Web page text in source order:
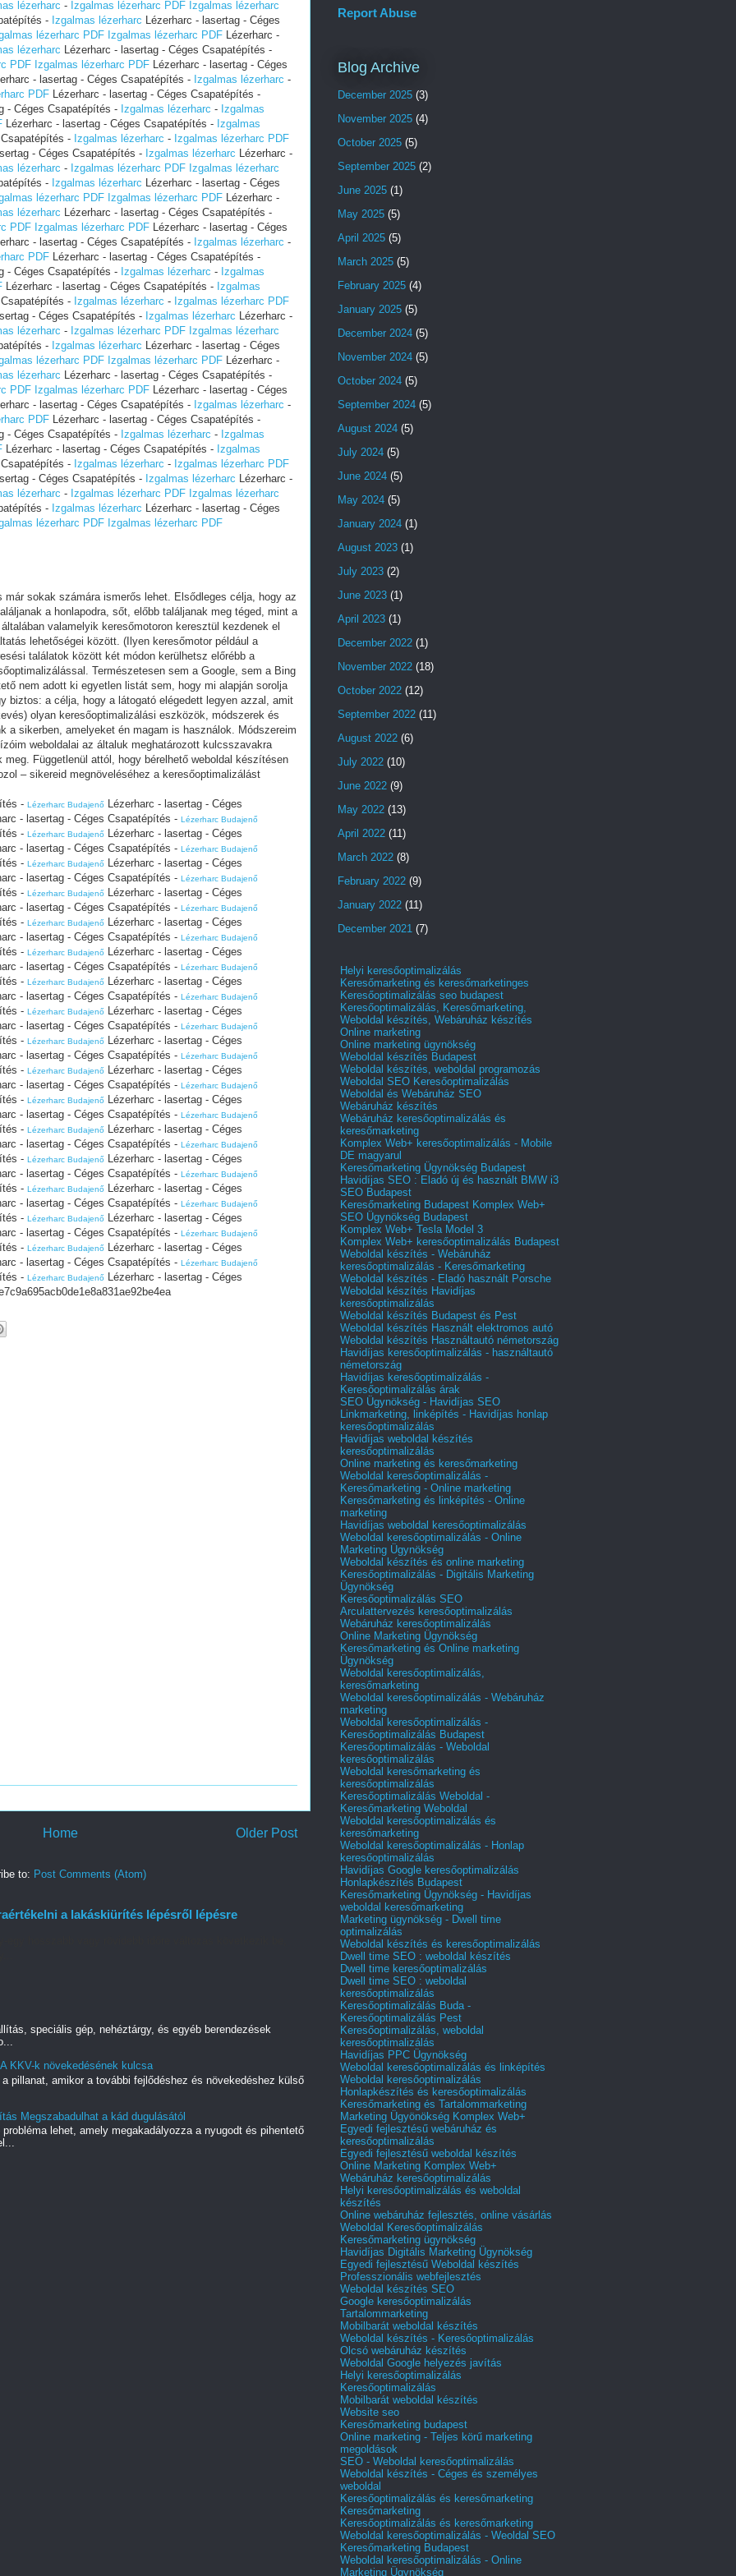
lézerharc - Izgalmas lézerharc PDF Izgalmas lézerharc
- Izgalmas lézerharc Lézerharc - lasertag - Céges
lézerharc PDF Izgalmas lézerharc PDF Lézerharc -
lézerharc Lézerharc - lasertag - Céges Csapatépítés -
PDF Izgalmas lézerharc PDF Lézerharc - lasertag - Céges
- lasertag - Céges Csapatépítés - Izgalmas lézerharc -
PDF Lézerharc - lasertag - Céges Csapatépítés -
- Céges Csapatépítés - Izgalmas lézerharc - Izgalmas
Lézerharc - lasertag - Céges Csapatépítés - Izgalmas
- Izgalmas lézerharc - Izgalmas lézerharc PDF
- Céges Csapatépítés - Izgalmas lézerharc Lézerharc -
lézerharc - Izgalmas lézerharc PDF Izgalmas lézerharc
- Izgalmas lézerharc Lézerharc - lasertag - Céges
lézerharc PDF Izgalmas lézerharc PDF Lézerharc -
lézerharc Lézerharc - lasertag - Céges Csapatépítés -
PDF Izgalmas lézerharc PDF Lézerharc - lasertag - Céges
- lasertag - Céges Csapatépítés - Izgalmas lézerharc -
PDF Lézerharc - lasertag - Céges Csapatépítés -
- Céges Csapatépítés - Izgalmas lézerharc - Izgalmas
Lézerharc - lasertag - Céges Csapatépítés - Izgalmas
- Izgalmas lézerharc - Izgalmas lézerharc PDF
- Céges Csapatépítés - Izgalmas lézerharc Lézerharc -
lézerharc - Izgalmas lézerharc PDF Izgalmas lézerharc
- Izgalmas lézerharc Lézerharc - lasertag - Céges
lézerharc PDF Izgalmas lézerharc PDF Lézerharc -
lézerharc Lézerharc - lasertag - Céges Csapatépítés -
PDF Izgalmas lézerharc PDF Lézerharc - lasertag - Céges
- lasertag - Céges Csapatépítés - Izgalmas lézerharc -
PDF Lézerharc - lasertag - Céges Csapatépítés -
- Céges Csapatépítés - Izgalmas lézerharc - Izgalmas
Lézerharc - lasertag - Céges Csapatépítés - Izgalmas
- Izgalmas lézerharc - Izgalmas lézerharc PDF
- Céges Csapatépítés - Izgalmas lézerharc Lézerharc -
lézerharc - Izgalmas lézerharc PDF Izgalmas lézerharc
- Izgalmas lézerharc Lézerharc - lasertag - Céges
lézerharc PDF Izgalmas lézerharc PDF
sokak számára ismerős lehet. Elsődleges célja, hogy az
a honlapodra, sőt, előbb találjanak meg téged, mint a
valamelyik keresőmotoron keresztül kezdenek el
lehetőségei között. (Ilyen keresőmotor például a
találatok között két módon kerülhetsz előrébb a
Természetesen sem a Google, sem a Bing
nem adott ki egyetlen listát sem, hogy mi alapján sorolja
biztos: a célja, hogy a látogató elégedett legyen azzal, amit
olyan keresőoptimalizálási eszközök, módszerek és
a sikerben, amelyeket én magam is használok. Módszereim
weboldalai az általuk meghatározott kulcsszavakra
Függetlenül attól, hogy bérelhető weboldal készítésen
– sikereid megnöveléséhez a keresőoptimalizálást
- Lézerharc Budajenő
Lézerharc - lasertag - Céges
- lasertag - Céges Csapatépítés - Lézerharc Budajenő
- Lézerharc Budajenő
Lézerharc - lasertag - Céges
- lasertag - Céges Csapatépítés - Lézerharc Budajenő
- Lézerharc Budajenő
Lézerharc - lasertag - Céges
- lasertag - Céges Csapatépítés - Lézerharc Budajenő
- Lézerharc Budajenő
Lézerharc - lasertag - Céges
- lasertag - Céges Csapatépítés - Lézerharc Budajenő
- Lézerharc Budajenő
Lézerharc - lasertag - Céges
- lasertag - Céges Csapatépítés - Lézerharc Budajenő
- Lézerharc Budajenő
Lézerharc - lasertag - Céges
- lasertag - Céges Csapatépítés - Lézerharc Budajenő
- Lézerharc Budajenő
Lézerharc - lasertag - Céges
- lasertag - Céges Csapatépítés - Lézerharc Budajenő
- Lézerharc Budajenő
Lézerharc - lasertag - Céges
- lasertag - Céges Csapatépítés - Lézerharc Budajenő
- Lézerharc Budajenő
Lézerharc - lasertag - Céges
- lasertag - Céges Csapatépítés - Lézerharc Budajenő
- Lézerharc Budajenő
Lézerharc - lasertag - Céges
- lasertag - Céges Csapatépítés - Lézerharc Budajenő
- Lézerharc Budajenő
Lézerharc - lasertag - Céges
- lasertag - Céges Csapatépítés - Lézerharc Budajenő
- Lézerharc Budajenő
Lézerharc - lasertag - Céges
- lasertag - Céges Csapatépítés - Lézerharc Budajenő
- Lézerharc Budajenő
Lézerharc - lasertag - Céges
- lasertag - Céges Csapatépítés - Lézerharc Budajenő
- Lézerharc Budajenő
Lézerharc - lasertag - Céges
- lasertag - Céges Csapatépítés - Lézerharc Budajenő
- Lézerharc Budajenő
Lézerharc - lasertag - Céges
- lasertag - Céges Csapatépítés - Lézerharc Budajenő
- Lézerharc Budajenő
Lézerharc - lasertag - Céges
- lasertag - Céges Csapatépítés - Lézerharc Budajenő
- Lézerharc Budajenő
Lézerharc - lasertag - Céges
Older Post
Home
to: Post Comments (Atom)
a lakáskiürítés lépésről lépésre
speciális gép, nehéztárgy, és egyéb berendezések
KKV-k növekedésének kulcsa
pillanat, amikor a további fejlődéshez és növekedéshez külső
Megszabadulhat a kád dugulásától
lehet, amely megakadályozza a nyugodt és pihentető
Report Abuse
Blog Archive
December 2025 (3)
November 2025 (4)
October 2025 (5)
September 2025 (2)
June 2025 (1)
May 2025 (5)
April 2025 (5)
March 2025 (5)
February 2025 (4)
January 2025 (5)
December 2024 (5)
November 2024 (5)
October 2024 (5)
September 2024 (5)
August 2024 (5)
July 2024 (5)
June 2024 (5)
May 2024 (5)
January 2024 (1)
August 2023 (1)
July 2023 (2)
June 2023 (1)
April 2023 (1)
December 2022 (1)
November 2022 (18)
October 2022 (12)
September 2022 (11)
August 2022 (6)
July 2022 (10)
June 2022 (9)
May 2022 (13)
April 2022 (11)
March 2022 (8)
February 2022 (9)
January 2022 (11)
December 2021 (7)
Helyi keresőoptimalizálás
Keresőmarketing és keresőmarketinges
Keresőoptimalizálás seo budapest
Keresőoptimalizálás, Keresőmarketing,
Weboldal készítés, Webáruház készítés
Online marketing
Online marketing ügynökség
Weboldal készítés Budapest
Weboldal készítés, weboldal programozás
Weboldal SEO Keresőoptimalizálás
Weboldal és Webáruház SEO
Webáruház készítés
Webáruház keresőoptimalizálás és
keresőmarketing
Komplex Web+ keresőoptimalizálás - Mobile
DE magyarul
Keresőmarketing Ügynökség Budapest
Havidíjas SEO : Eladó új és használt BMW i3
SEO Budapest
Keresőmarketing Budapest Komplex Web+
SEO Ügynökség Budapest
Komplex Web+ Tesla Model 3
Komplex Web+ keresőoptimalizálás Budapest
Weboldal készítés - Webáruház
keresőoptimalizálás - Keresőmarketing
Weboldal készítés - Eladó használt Porsche
Weboldal készítés Havidíjas
keresőoptimalizálás
Weboldal készítés Budapest és Pest
Weboldal készítés Használt elektromos autó
Weboldal készítés Használtautó németország
Havidíjas keresőoptimalizálás - használtautó
németország
Havidíjas keresőoptimalizálás -
Keresőoptimalizálás árak
SEO Ügynökség - Havidíjas SEO
Linkmarketing, linképítés - Havidíjas honlap
keresőoptimalizálás
Havidíjas weboldal készítés
keresőoptimalizálás
Online marketing és keresőmarketing
Weboldal keresőoptimalizálás -
Keresőmarketing - Online marketing
Keresőmarketing és linképítés - Online
marketing
Havidíjas weboldal keresőoptimalizálás
Weboldal keresőoptimalizálás - Online
Marketing Ügynökség
Weboldal készítés és online marketing
Keresőoptimalizálás - Digitális Marketing
Ügynökség
Keresőoptimalizálás SEO
Arculattervezés keresőoptimalizálás
Webáruház keresőoptimalizálás
Online Marketing Ügynökség
Keresőmarketing és Online marketing
Ügynökség
Weboldal keresőoptimalizálás,
keresőmarketing
Weboldal keresőoptimalizálás - Webáruház
marketing
Weboldal keresőoptimalizálás -
Keresőoptimalizálás Budapest
Keresőoptimalizálás - Weboldal
keresőoptimalizálás
Weboldal keresőmarketing és
keresőoptimalizálás
Keresőoptimalizálás Weboldal -
Keresőmarketing Weboldal
Weboldal keresőoptimalizálás és
keresőmarketing
Weboldal keresőoptimalizálás - Honlap
keresőoptimalizálás
Havidíjas Google keresőoptimalizálás
Honlapkészítés Budapest
Keresőmarketing Ügynökség - Havidíjas
weboldal keresőmarketing
Marketing ügynökség - Dwell time
optimalizálás
Weboldal készítés és keresőoptimalizálás
Dwell time SEO : weboldal készítés
Dwell time keresőoptimalizálás
Dwell time SEO : weboldal
keresőoptimalizálás
Keresőoptimalizálás Buda -
Keresőoptimalizálás Pest
Keresőoptimalizálás, weboldal
keresőoptimalizálás
Havidíjas PPC Ügynökség
Weboldal keresőoptimalizálás és linképítés
Weboldal keresőoptimalizálás
Honlapkészítés és keresőoptimalizálás
Keresőmarketing és Tartalommarketing
Marketing Ügyönökség Komplex Web+
Egyedi fejlesztésű webáruház és
keresőoptimalizálás
Egyedi fejlesztésű weboldal készítés
Online Marketing Komplex Web+
Webáruház keresőoptimalizálás
Helyi keresőoptimalizálás és weboldal
készítés
Online webáruház fejlesztés, online vásárlás
Weboldal Keresőoptimalizálás
Keresőmarketing ügynökség
Havidíjas Digitális Marketing Ügynökség
Egyedi fejlesztésű Weboldal készítés
Professzionális webfejlesztés
Weboldal készítés SEO
Google keresőoptimalizálás
Tartalommarketing
Mobilbarát weboldal készítés
Weboldal készítés - Keresőoptimalizálás
Olcsó webáruház készítés
Weboldal Google helyezés javítás
Helyi keresőoptimalizálás
Keresőoptimalizálás
Mobilbarát weboldal készítés
Website seo
Keresőmarketing budapest
Online marketing - Teljes körű marketing
megoldások
SEO - Weboldal keresőoptimalizálás
Weboldal készítés - Céges és személyes
weboldal
Keresőoptimalizálás és keresőmarketing
Keresőmarketing
Keresőoptimalizálás és keresőmarketing
Weboldal keresőoptimalizálás - Weoldal SEO
Keresőmarketing Budapest
Weboldal keresőoptimalizálás - Online
Marketing Ügynökség